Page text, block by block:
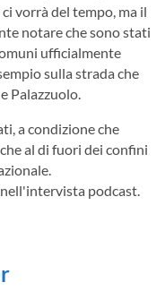
vorrà del tempo, ma il
notare che sono stati
ufficialmente
sulla strada che
Palazzuolo.
a condizione che
al di fuori dei confini
podcast.